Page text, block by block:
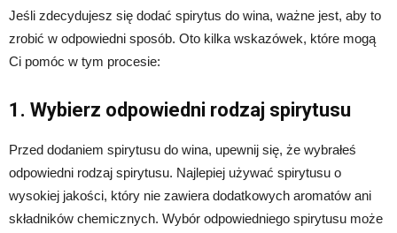
Jeśli zdecydujesz się dodać spirytus do wina, ważne jest, aby to
zrobić w odpowiedni sposób. Oto kilka wskazówek, które mogą
Ci pomóc w tym procesie:
1. Wybierz odpowiedni rodzaj spirytusu
Przed dodaniem spirytusu do wina, upewnij się, że wybrałeś
odpowiedni rodzaj spirytusu. Najlepiej używać spirytusu o
wysokiej jakości, który nie zawiera dodatkowych aromatów ani
składników chemicznych. Wybór odpowiedniego spirytusu może